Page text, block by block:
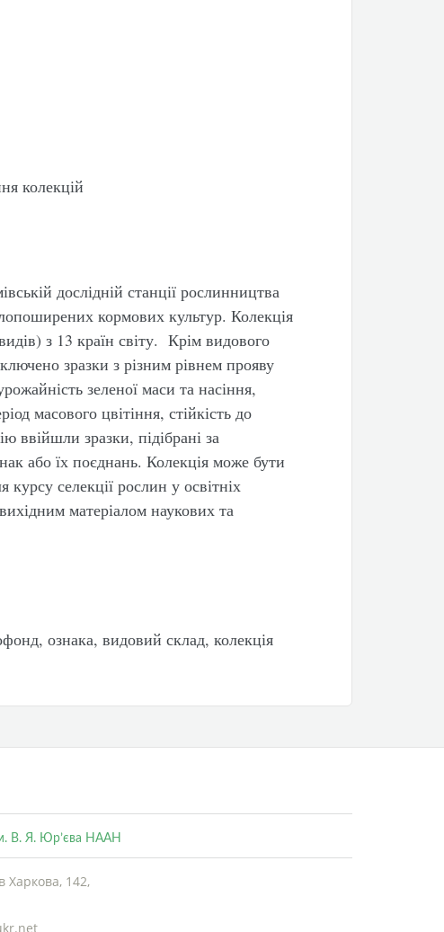
колекцій
дослідній станції рослинництва
кормових культур. Колекція
з 13 країн світу. Крім видового
зразки з різним рівнем прояву
зеленої маси та насіння,
масового цвітіння, стійкість до
ввійшли зразки, підібрані за
або їх поєднань. Колекція може бути
селекції рослин у освітніх
матеріалом наукових та
ознака, видовий склад, колекція
В. Я. Юр’єва НААН
Харкова, 142,